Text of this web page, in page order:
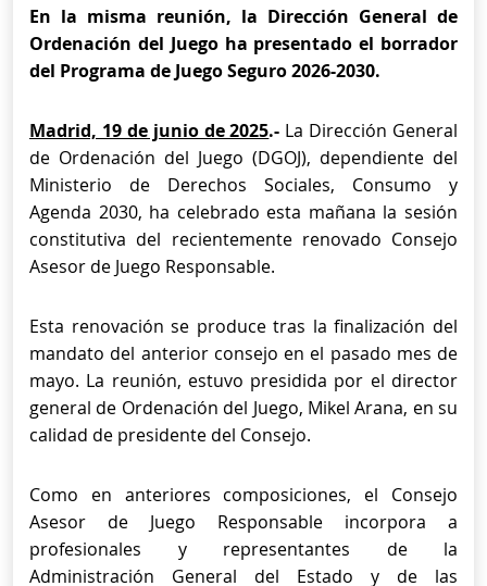
En la misma reunión, la Dirección General de
Ordenación del Juego ha presentado el borrador
del Programa de Juego Seguro 2026-2030.
Madrid, 19 de junio de 2025.- La Dirección General
de Ordenación del Juego (DGOJ), dependiente del
Ministerio de Derechos Sociales, Consumo y
Agenda 2030, ha celebrado esta mañana la sesión
constitutiva del recientemente renovado Consejo
Asesor de Juego Responsable.
Esta renovación se produce tras la finalización del
mandato del anterior consejo en el pasado mes de
mayo. La reunión, estuvo presidida por el director
general de Ordenación del Juego, Mikel Arana, en su
calidad de presidente del Consejo.
Como en anteriores composiciones, el Consejo
Asesor de Juego Responsable incorpora a
profesionales y representantes de la
Administración General del Estado y de las